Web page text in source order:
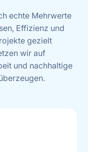
echte Mehrwerte
Effizienz und
gezielt
wir auf
und nachhaltige